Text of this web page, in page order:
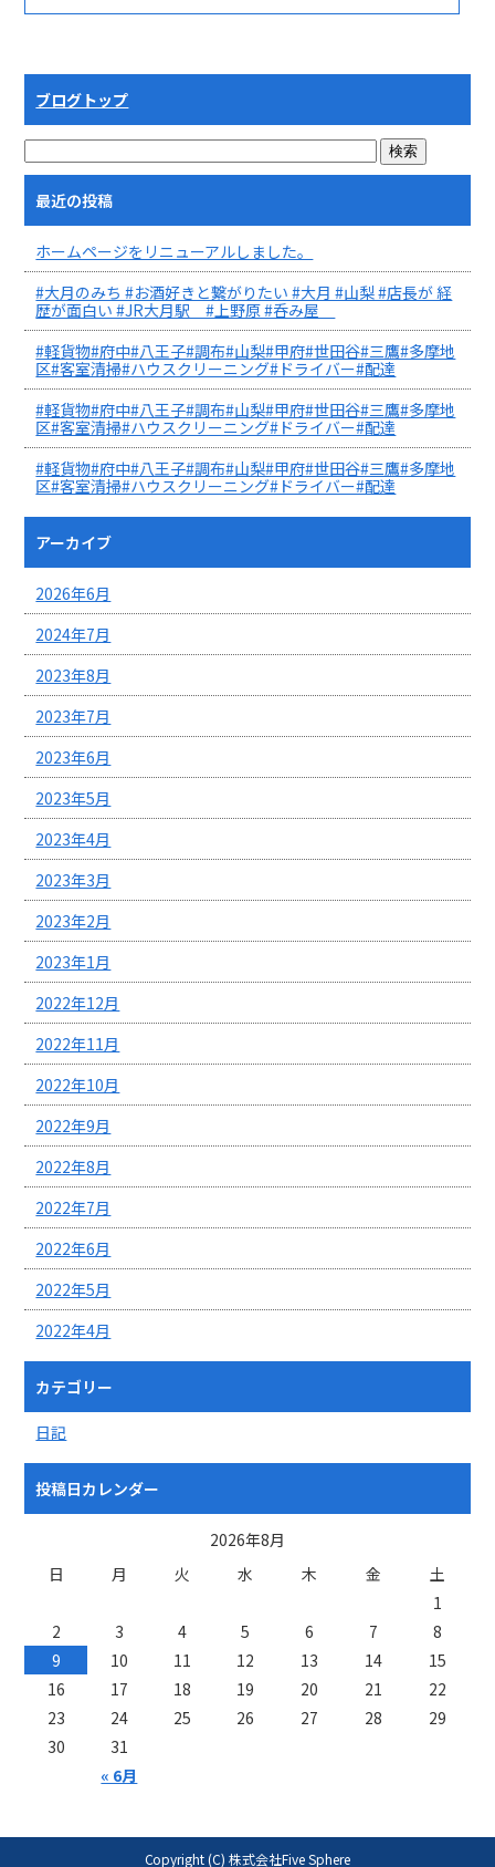
ブログトップ
最近の投稿
ホームページをリニューアルしました。
#大月のみち #お酒好きと繋がりたい #大月 #山梨 #店長が 経
歴が面白い #JR大月駅 #上野原 #呑み屋
#軽貨物#府中#八王子#調布#山梨#甲府#世田谷#三鷹#多摩地
区#客室清掃#ハウスクリーニング#ドライバー#配達
#軽貨物#府中#八王子#調布#山梨#甲府#世田谷#三鷹#多摩地
区#客室清掃#ハウスクリーニング#ドライバー#配達
#軽貨物#府中#八王子#調布#山梨#甲府#世田谷#三鷹#多摩地
区#客室清掃#ハウスクリーニング#ドライバー#配達
アーカイブ
2026年6月
2024年7月
2023年8月
2023年7月
2023年6月
2023年5月
2023年4月
2023年3月
2023年2月
2023年1月
2022年12月
2022年11月
2022年10月
2022年9月
2022年8月
2022年7月
2022年6月
2022年5月
2022年4月
カテゴリー
日記
投稿日カレンダー
2026年8月
日
月 火 水 木 金 土
« 6月
1
2
3 4 5 6 7
8
9
10 11 12 13 14
15
16
17 18 19 20 21
22
23
24 25 26 27 28
29
30
31
Copyright (C) 株式会社Five Sphere